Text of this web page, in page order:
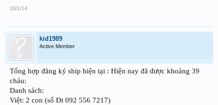
10/1/14
kid1989
Active Member
Tổng hợp đăng ký ship hiện tại : Hiện nay đã được khoảng 39
cháu:
Danh sách:
Việt: 2 con (số Đt 092 556 7217)